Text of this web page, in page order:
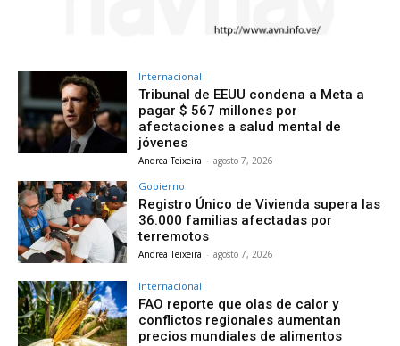
Internacional
Tribunal de EEUU condena a Meta a
pagar $ 567 millones por
afectaciones a salud mental de
jóvenes
Andrea Teixeira - agosto 7, 2026
Gobierno
Registro Único de Vivienda supera las
36.000 familias afectadas por
terremotos
Andrea Teixeira - agosto 7, 2026
Internacional
FAO reporte que olas de calor y
conflictos regionales aumentan
precios mundiales de alimentos